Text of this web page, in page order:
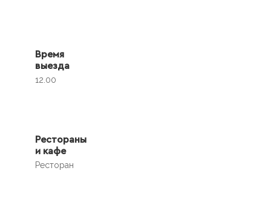
Время
выезда
12.00
Рестораны
и кафе
Ресторан